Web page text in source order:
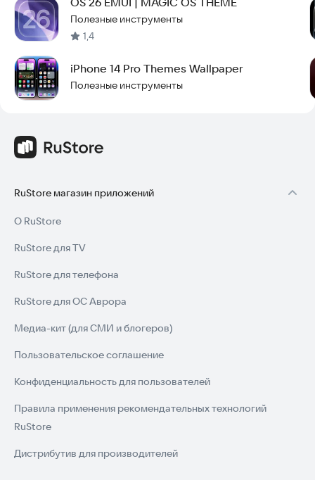
Полезные инструменты
1,4
iPhone 14 Pro Themes Wallpaper
Полезные инструменты
RuStore магазин приложений
О RuStore
RuStore для TV
RuStore для телефона
RuStore для ОС Аврора
Медиа-кит (для СМИ и блогеров)
Пользовательское соглашение
Конфиденциальность для пользователей
Правила применения рекомендательных технологий
RuStore
Дистрибутив для производителей